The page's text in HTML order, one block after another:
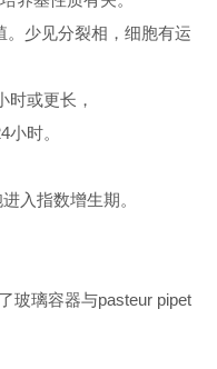
。少见分裂相，细胞有运
时或更长，
时。
入指数增生期。
玻璃容器与pasteur pipet